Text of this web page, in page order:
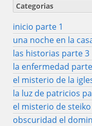
Categorias
inicio parte 1
una noche en la
las historias parte 3
la enfermedad
el misterio de la
la luz de patricios
el misterio de
obscuridad el